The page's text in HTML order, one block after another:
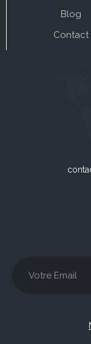
Blog
Contact